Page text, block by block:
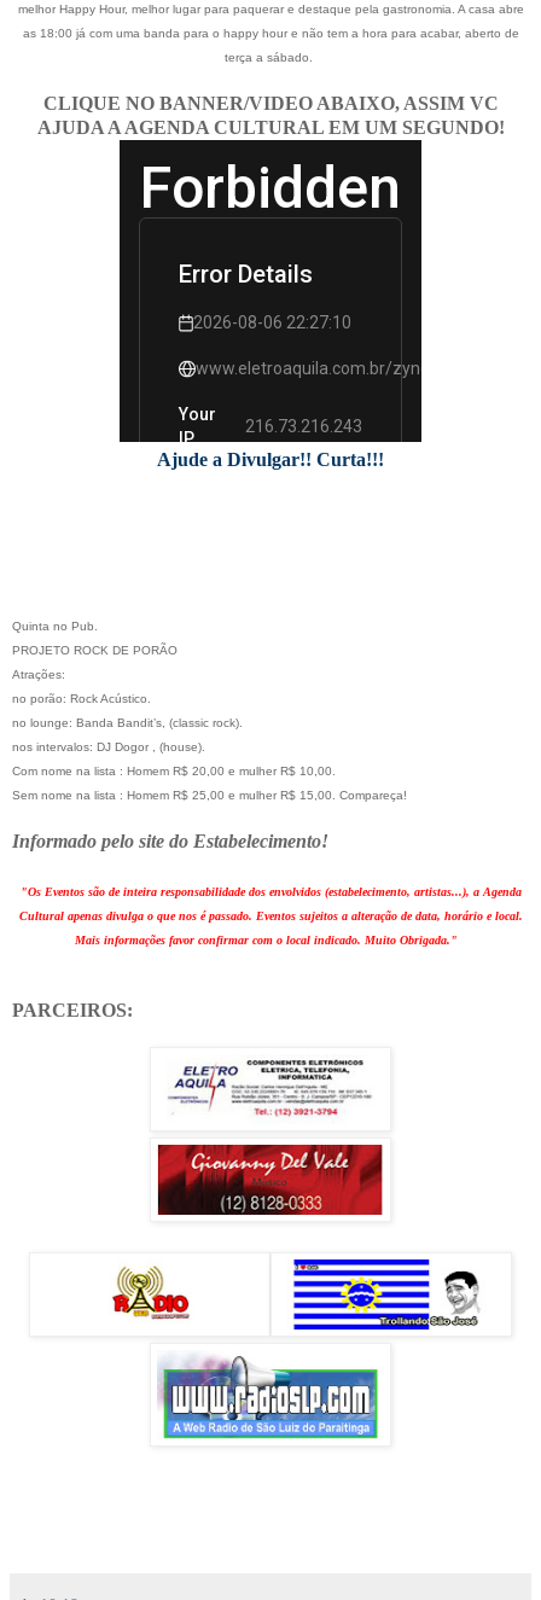
melhor Happy Hour, melhor lugar para paquerar e destaque pela gastronomia. A casa abre
as 18:00 já com uma banda para o happy hour e não tem a hora para acabar, aberto de
terça a sábado.
CLIQUE NO BANNER/VIDEO ABAIXO, ASSIM VC
AJUDA A AGENDA CULTURAL EM UM SEGUNDO!
Ajude a Divulgar!! Curta!!!
Quinta no Pub.
PROJETO ROCK DE PORÃO
Atrações:
no porão: Rock Acústico.
no lounge: Banda Bandit’s, (classic rock).
nos intervalos: DJ Dogor , (house).
Com nome na lista : Homem R$ 20,00 e mulher R$ 10,00.
Sem nome na lista : Homem R$ 25,00 e mulher R$ 15,00. Compareça!
Informado pelo site do Estabelecimento!
"Os Eventos são de inteira responsabilidade dos envolvidos (estabelecimento, artistas...), a Agenda
Cultural apenas divulga o que nos é passado. Eventos sujeitos a alteração de data, horário e local.
Mais informações favor confirmar com o local indicado. Muito Obrigada."
PARCEIROS: